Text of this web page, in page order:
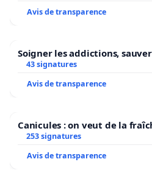
Avis de transparence
Soigner les addictions,
43 signatures
Avis de transparence
Canicules : on veut de la
253 signatures
Avis de transparence